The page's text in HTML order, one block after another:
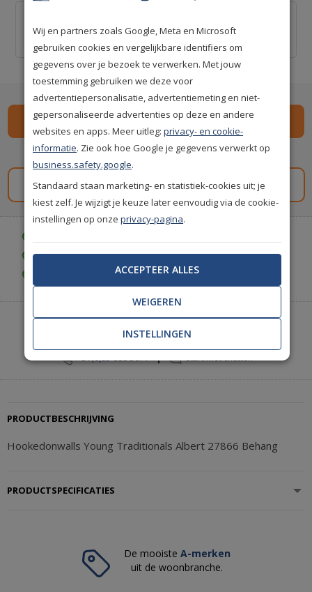
Kant-en-klaar
€ 20,00
Spaar79premium punten
Gratis staal aanvragen
Gratis retourneren (30 dagen)
Gratis achteraf betalen
Heeft u hulp nodig of wilt u telefonisch bestellen?
Neem contact met ons op.
+31(0)85 888 3671 | Start met chatten
PRODUCTBESCHRIJVING
Hookedonwalls Young Traditionals Albert 27866 Behang
PRODUCTSPECIFICATIES
De mooiste A-merken
uit de woonbranche.
Wij en partners zoals Google, Meta en Microsoft
gebruiken cookies en vergelijkbare identifiers om
gegevens over je bezoek te verwerken. Met jouw
toestemming gebruiken we deze voor
advertentiepersonalisatie, advertentiemeting en niet-
gepersonaliseerde advertenties op deze en andere
websites en apps. Meer uitleg:privacy- en cookie-
informatie. Zie ook hoe Google je gegevens verwerkt op
business.safety.google.
Standaard staan marketing- en statistiek-cookies uit; je
kiest zelf. Je wijzigt je keuze later eenvoudig via de cookie-
instellingen op onzeprivacy-pagina.
ACCEPTEER ALLES
WEIGEREN
INSTELLINGEN